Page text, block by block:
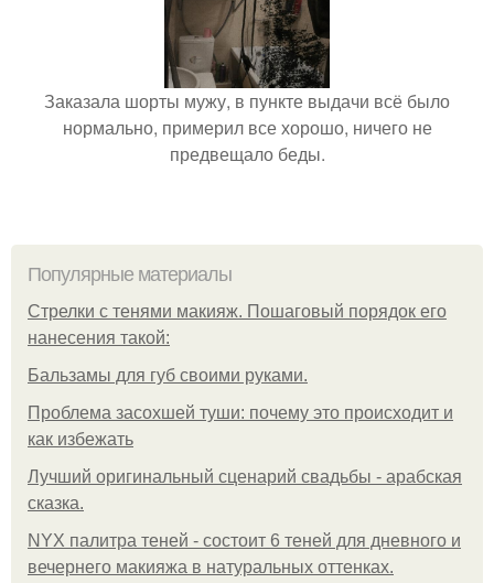
Заказала шорты мужу, в пункте выдачи всё было
нормально, примерил все хорошо, ничего не
предвещало беды.
Популярные материалы
Стрелки с тенями макияж. Пошаговый порядок его
нанесения такой:
Бальзамы для губ своими руками.
Проблема засохшей туши: почему это происходит и
как избежать
Лучший оригинальный сценарий свадьбы - арабская
сказка.
NYX палитра теней - состоит 6 теней для дневного и
вечернего макияжа в натуральных оттенках.